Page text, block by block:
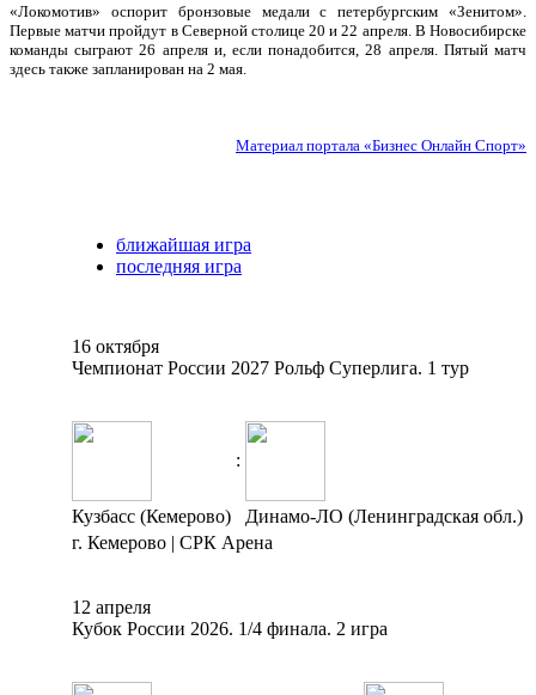
«Локомотив» оспорит бронзовые медали с петербургским «Зенитом».
Первые матчи пройдут в Северной столице 20 и 22 апреля. В Новосибирске
команды сыграют 26 апреля и, если понадобится, 28 апреля. Пятый матч
здесь также запланирован на 2 мая.
Материал портала «Бизнес Онлайн Спорт»
ближайшая игра
последняя игра
16 октября
Чемпионат России 2027 Рольф Суперлига. 1 тур
:
Кузбасс (Кемерово)
Динамо-ЛО (Ленинградская обл.)
г. Кемерово | СРК Арена
12 апреля
Кубок России 2026. 1/4 финала. 2 игра